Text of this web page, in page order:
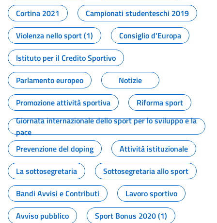
Cortina 2021
Campionati studenteschi 2019
Violenza nello sport (1)
Consiglio d'Europa
Istituto per il Credito Sportivo
Parlamento europeo
Notizie
Promozione attività sportiva
Riforma sport
Giornata internazionale dello sport per lo sviluppo e la
pace
Prevenzione del doping
Attività istituzionale
La sottosegretaria
Sottosegretaria allo sport
Bandi Avvisi e Contributi
Lavoro sportivo
Avviso pubblico
Sport Bonus 2020 (1)